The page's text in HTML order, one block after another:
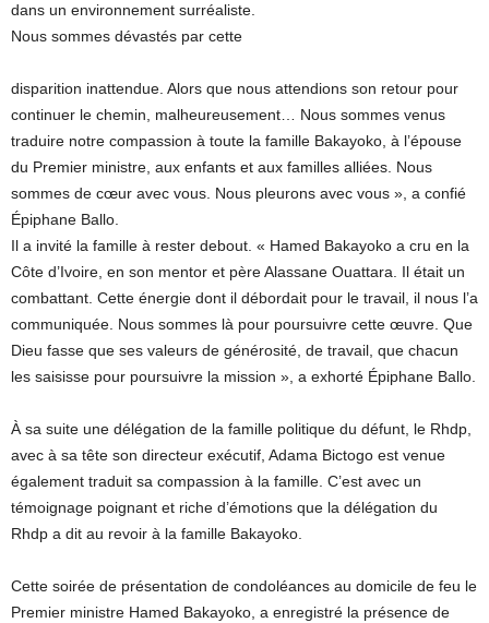
dans un environnement surréaliste.
Nous sommes dévastés par cette
disparition inattendue. Alors que nous attendions son retour pour
continuer le chemin, malheureusement… Nous sommes venus
traduire notre compassion à toute la famille Bakayoko, à l’épouse
du Premier ministre, aux enfants et aux familles alliées. Nous
sommes de cœur avec vous. Nous pleurons avec vous », a confié
Épiphane Ballo.
Il a invité la famille à rester debout. « Hamed Bakayoko a cru en la
Côte d’Ivoire, en son mentor et père Alassane Ouattara. Il était un
combattant. Cette énergie dont il débordait pour le travail, il nous l’a
communiquée. Nous sommes là pour poursuivre cette œuvre. Que
Dieu fasse que ses valeurs de générosité, de travail, que chacun
les saisisse pour poursuivre la mission », a exhorté Épiphane Ballo.
À sa suite une délégation de la famille politique du défunt, le Rhdp,
avec à sa tête son directeur exécutif, Adama Bictogo est venue
également traduit sa compassion à la famille. C’est avec un
témoignage poignant et riche d’émotions que la délégation du
Rhdp a dit au revoir à la famille Bakayoko.
Cette soirée de présentation de condoléances au domicile de feu le
Premier ministre Hamed Bakayoko, a enregistré la présence de